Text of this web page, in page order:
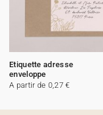
Etiquette adresse
enveloppe
A partir de 0,27 €